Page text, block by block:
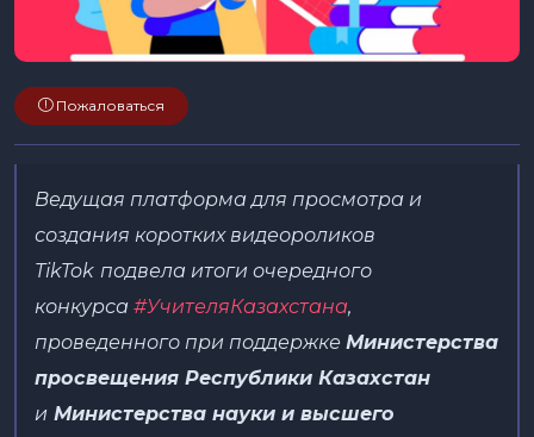
Пожаловаться
Ведущая платформа для просмотра и
создания коротких видеороликов
TikTok подвела итоги очередного
конкурса #УчителяКазахстана,
проведенного при поддержке Министерства
просвещения Республики Казахстан
и Министерства науки и высшего